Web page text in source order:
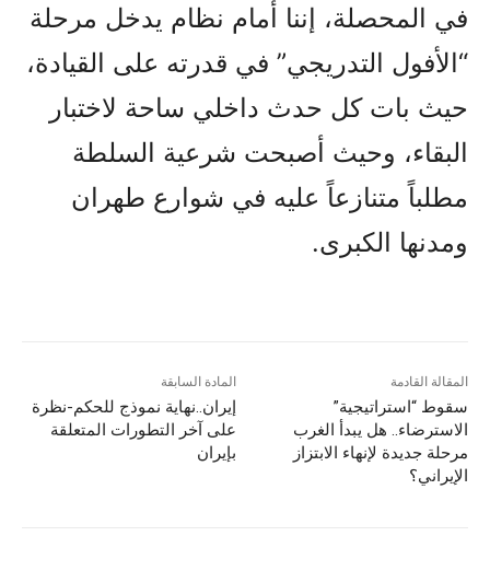
في المحصلة، إننا أمام نظام يدخل مرحلة
“الأفول التدريجي” في قدرته على القيادة،
حيث بات كل حدث داخلي ساحة لاختبار
البقاء، وحيث أصبحت شرعية السلطة
مطلباً متنازعاً عليه في شوارع طهران
ومدنها الكبرى.
المادة السابقة
إيران..نهاية نموذج للحكم-نظرة
على آخر التطورات المتعلقة
بإيران
المقالة القادمة
سقوط “استراتيجية”
الاسترضاء.. هل يبدأ الغرب
مرحلة جديدة لإنهاء الابتزاز
الإيراني؟